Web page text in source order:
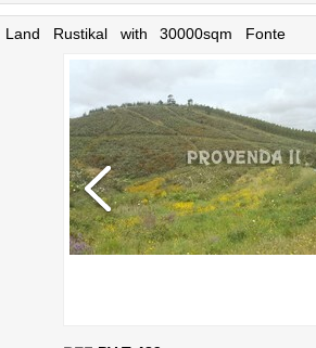
Land Rustikal with 30000sqm Fonte